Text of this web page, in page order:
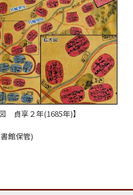
貞享２年(1685年)】
館保管)